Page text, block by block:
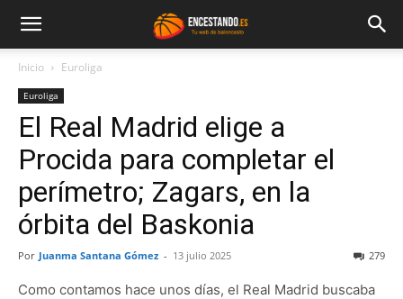
Inicio Euroliga
Euroliga
El Real Madrid elige a
Procida para completar el
perímetro; Zagars, en la
órbita del Baskonia
Por Juanma Santana Gómez - 13 julio 2025 279
Como contamos hace unos días, el Real Madrid buscaba